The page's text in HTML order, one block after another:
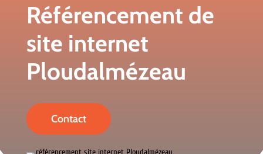
Référencement de
site internet
Ploudalmézeau
Contact